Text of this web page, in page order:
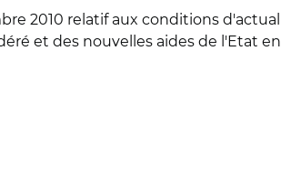
2010 relatif aux conditions
et des nouvelles aides de l'Etat